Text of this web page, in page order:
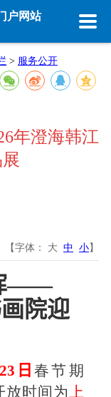
户网站
> 服务公开
年澄海韩江
【字体： 大 中 小】
——
院迎
23 日 春节期
放时间为上